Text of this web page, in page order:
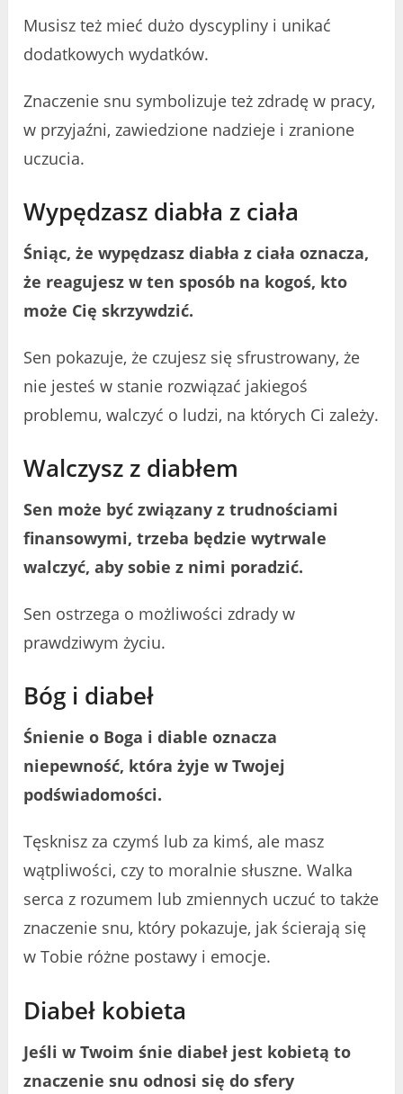
Musisz też mieć dużo dyscypliny i unikać
dodatkowych wydatków.
Znaczenie snu symbolizuje też zdradę w pracy,
w przyjaźni, zawiedzione nadzieje i zranione
uczucia.
Wypędzasz diabła z ciała
Śniąc, że wypędzasz diabła z ciała oznacza,
że reagujesz w ten sposób na kogoś, kto
może Cię skrzywdzić.
Sen pokazuje, że czujesz się sfrustrowany, że
nie jesteś w stanie rozwiązać jakiegoś
problemu, walczyć o ludzi, na których Ci zależy.
Walczysz z diabłem
Sen może być związany z trudnościami
finansowymi, trzeba będzie wytrwale
walczyć, aby sobie z nimi poradzić.
Sen ostrzega o możliwości zdrady w
prawdziwym życiu.
Bóg i diabeł
Śnienie o Boga i diable oznacza
niepewność, która żyje w Twojej
podświadomości.
Tęsknisz za czymś lub za kimś, ale masz
wątpliwości, czy to moralnie słuszne. Walka
serca z rozumem lub zmiennych uczuć to także
znaczenie snu, który pokazuje, jak ścierają się
w Tobie różne postawy i emocje.
Diabeł kobieta
Jeśli w Twoim śnie diabeł jest kobietą to
znaczenie snu odnosi się do sfery